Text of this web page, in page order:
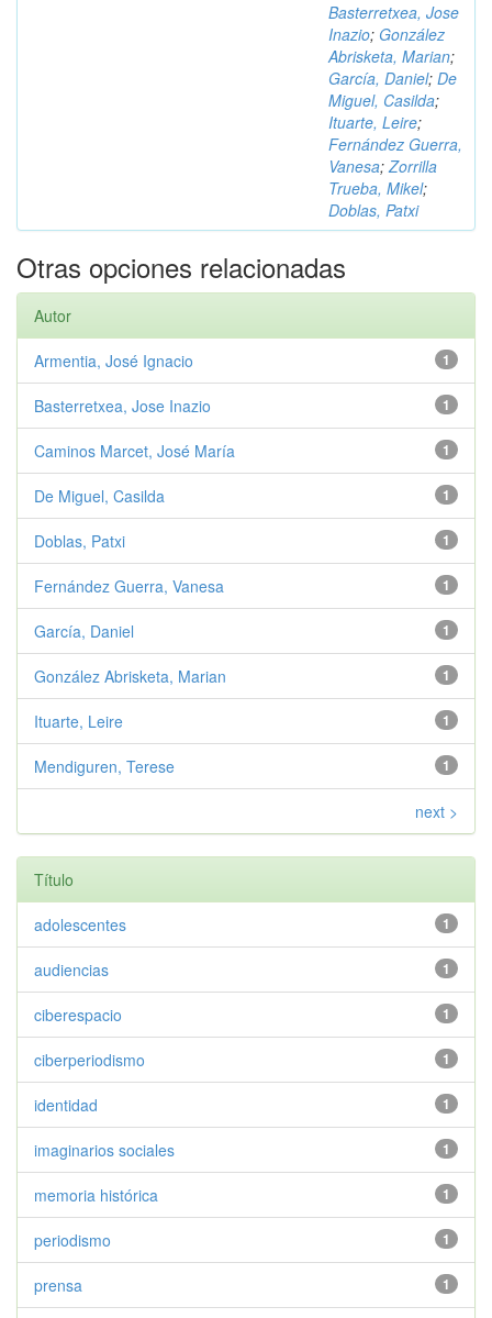
Basterretxea, Jose
Inazio; González
Abrisketa, Marian;
García, Daniel; De
Miguel, Casilda;
Ituarte, Leire;
Fernández Guerra,
Vanesa;Zorrilla
Trueba, Mikel;
Doblas, Patxi
Otras opciones relacionadas
Autor
1
Armentia, José Ignacio
1
Basterretxea, Jose Inazio
1
Caminos Marcet, José María
1
De Miguel, Casilda
1
Doblas, Patxi
1
Fernández Guerra, Vanesa
1
García, Daniel
1
González Abrisketa, Marian
1
Ituarte, Leire
1
Mendiguren, Terese
next >
Título
1
adolescentes
1
audiencias
1
ciberespacio
1
ciberperiodismo
1
identidad
1
imaginarios sociales
1
memoria histórica
1
periodismo
1
prensa